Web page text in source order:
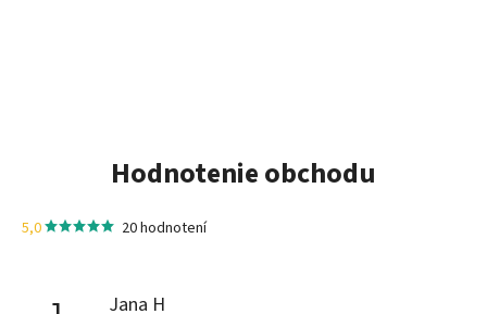
Hodnotenie obchodu
5,0 20 hodnotení
Jana H